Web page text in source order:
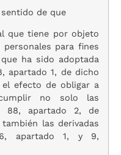
de que
que tiene por objeto
para fines
ha sido adoptada
apartado 1, de dicho
el efecto de obligar a
no solo las
88, apartado 2, de
las derivadas
apartado 1, y 9,